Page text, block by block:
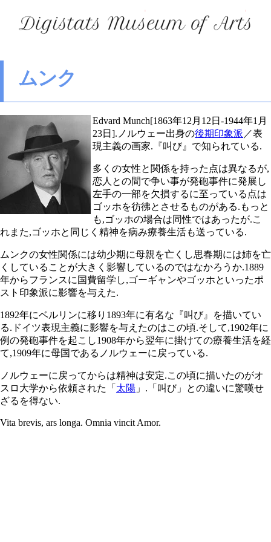
ムンク
Edvard Munch[1863年12月12日-1944年1月
23日].ノルウェー出身の後期印象派 ／表
現主義の画家.『叫び』で知られている.
多くの女性と関係を持った点は異なるが,
恋人との間で争い事が発砲事件に発展し
左手の一部を欠損するに至っている点は
ゴッホを彷彿とさせるものがある.もっと
も,ゴッホの場合は同性ではあったが.こ
れまた,ゴッホと同じく精神を病み療養生活も送っている.
ムンクの女性関係には幼少期に母親を亡くし思春期には姉を亡
くしていることが大きく影響しているのではなかろうか.1889
年からフランスに国費留学し,ゴーギャンやゴッホといったポ
スト印象派に影響を与えた.
1892年にベルリンに移り1893年に有名な『叫び』を描いてい
る.ドイツ表現主義に影響を与えたのはこの頃.そして,1902年に
例の発砲事件を起こし1908年から翌年に掛けての療養生活を経
て,1909年に母国であるノルウェーに戻っている.
ノルウェーに戻ってからは精神は安定.この頃に描いたのがオ
スロ大学から依頼された「 太陽 」.「叫び」との違いに驚嘆せ
ざるを得ない.
Vita brevis, ars longa. Omnia vincit Amor.